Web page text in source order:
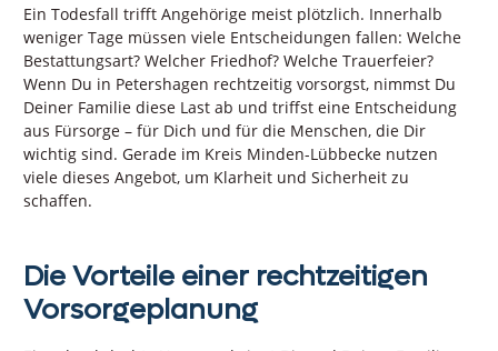
Ein Todesfall trifft Angehörige meist plötzlich. Innerhalb
weniger Tage müssen viele Entscheidungen fallen: Welche
Bestattungsart? Welcher Friedhof? Welche Trauerfeier?
Wenn Du in Petershagen rechtzeitig vorsorgst, nimmst Du
Deiner Familie diese Last ab und triffst eine Entscheidung
aus Fürsorge – für Dich und für die Menschen, die Dir
wichtig sind. Gerade im Kreis Minden-Lübbecke nutzen
viele dieses Angebot, um Klarheit und Sicherheit zu
schaffen.
Die Vorteile einer rechtzeitigen
Vorsorgeplanung